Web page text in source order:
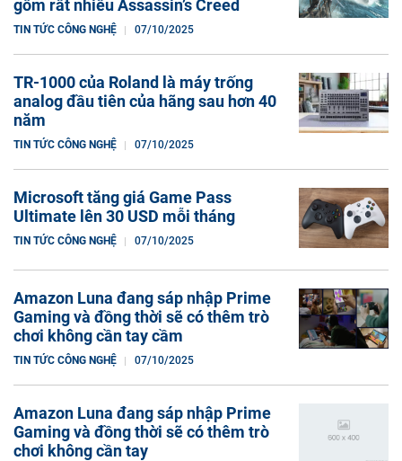
gồm rất nhiều Assassin’s Creed
TIN TỨC CÔNG NGHỆ 07/10/2025
TR-1000 của Roland là máy trống
analog đầu tiên của hãng sau hơn 40
năm
TIN TỨC CÔNG NGHỆ 07/10/2025
Microsoft tăng giá Game Pass
Ultimate lên 30 USD mỗi tháng
TIN TỨC CÔNG NGHỆ 07/10/2025
Amazon Luna đang sáp nhập Prime
Gaming và đồng thời sẽ có thêm trò
chơi không cần tay cầm
TIN TỨC CÔNG NGHỆ 07/10/2025
Amazon Luna đang sáp nhập Prime
Gaming và đồng thời sẽ có thêm trò
chơi không cần tay